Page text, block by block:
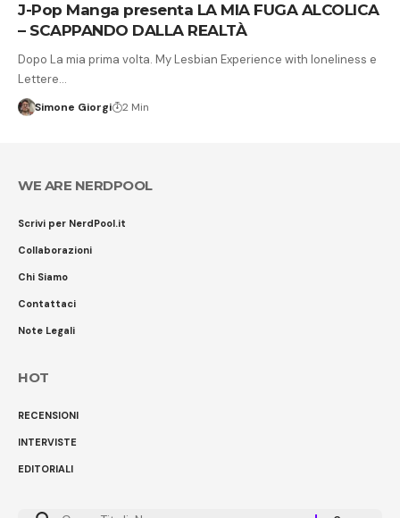
J-Pop Manga presenta LA MIA FUGA ALCOLICA
– SCAPPANDO DALLA REALTÀ
Dopo La mia prima volta. My Lesbian Experience with loneliness e
Lettere…
Simone Giorgi 2 Min
WE ARE NERDPOOL
Scrivi per NerdPool.it
Collaborazioni
Chi Siamo
Contattaci
Note Legali
HOT
RECENSIONI
INTERVISTE
EDITORIALI